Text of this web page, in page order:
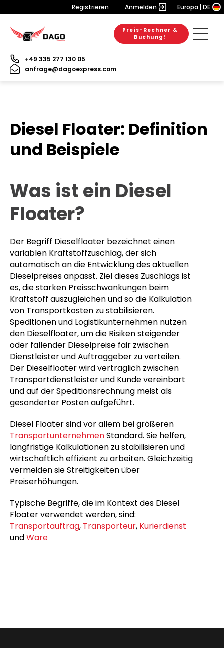
Registrieren Anmelden Europa DE
Preis-Rechner &
Buchung!
+49 335 277 130 05
anfrage@dagoexpress.com
Diesel Floater: Definition
und Beispiele
Was ist ein Diesel
Floater?
Der Begriff Dieselfloater bezeichnet einen
variablen Kraftstoffzuschlag, der sich
automatisch an die Entwicklung des aktuellen
Dieselpreises anpasst. Ziel dieses Zuschlags ist
es, die starken Preisschwankungen beim
Kraftstoff auszugleichen und so die Kalkulation
von Transportkosten zu stabilisieren.
Speditionen und Logistikunternehmen nutzen
den Dieselfloater, um die Risiken steigender
oder fallender Dieselpreise fair zwischen
Dienstleister und Auftraggeber zu verteilen.
Der Dieselfloater wird vertraglich zwischen
Transportdienstleister und Kunde vereinbart
und auf der Speditionsrechnung meist als
gesonderter Posten aufgeführt.
Diesel Floater sind vor allem bei größeren
TransportunternehmenStandard. Sie helfen,
langfristige Kalkulationen zu stabilisieren und
wirtschaftlich effizient zu arbeiten. Gleichzeitig
vermeiden sie Streitigkeiten über
Preiserhöhungen.
Typische Begriffe, die im Kontext des Diesel
Floater verwendet werden, sind:
Transportauftrag, Transporteur, Kurierdienst
undWare